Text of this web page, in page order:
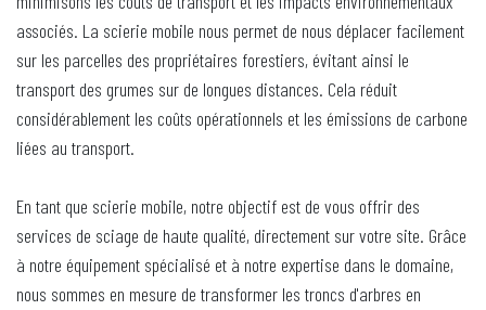
associés. La scierie mobile nous permet de nous déplacer facilement
sur les parcelles des propriétaires forestiers, évitant ainsi le
transport des grumes sur de longues distances. Cela réduit
considérablement les coûts opérationnels et les émissions de carbone
liées au transport.
En tant que scierie mobile, notre objectif est de vous offrir des
services de sciage de haute qualité, directement sur votre site. Grâce
à notre équipement spécialisé et à notre expertise dans le domaine,
nous sommes en mesure de transformer les troncs d'arbres en